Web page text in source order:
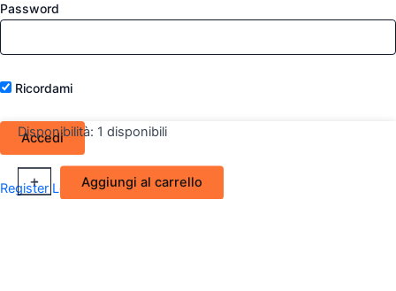
Password
Ricordami
Register Lost your password?
Disponibilità: 1 disponibili
-
Piastra
Specchio
+ Aggiungi al carrello